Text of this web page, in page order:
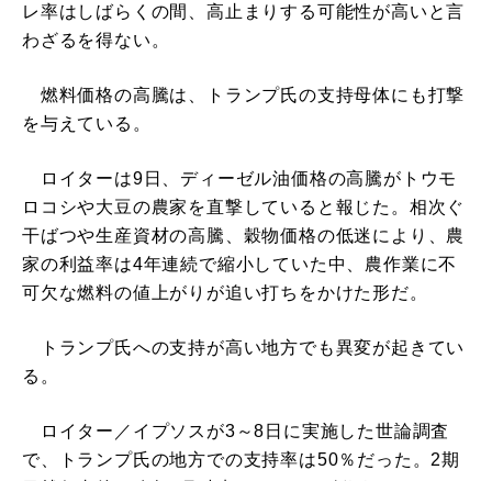
レ率はしばらくの間、高止まりする可能性が高いと言
わざるを得ない。
燃料価格の高騰は、トランプ氏の支持母体にも打撃
を与えている。
ロイターは9日、ディーゼル油価格の高騰がトウモ
ロコシや大豆の農家を直撃していると報じた。相次ぐ
干ばつや生産資材の高騰、穀物価格の低迷により、農
家の利益率は4年連続で縮小していた中、農作業に不
可欠な燃料の値上がりが追い打ちをかけた形だ。
トランプ氏への支持が高い地方でも異変が起きてい
る。
ロイター／イプソスが3～8日に実施した世論調査
で、トランプ氏の地方での支持率は50％だった。2期